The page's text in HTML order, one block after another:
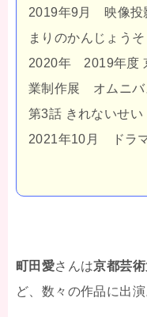
2019年9 月 映像投
まりのかんじょうそ
2020年2019年度
業制作展 オムニバ
第3話 きれないせい
2021年10月 ドラマ
町田愛さんは京都芸
ど、数々の作品に出演